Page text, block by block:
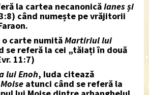
la cartea necanonicăIanes și
când numește pe vrăjitorii
o carte numităMartiriul lui
se referă la cei „tăiați în două
11:7)
lui Enoh, Iuda citează
atunci când se referă la